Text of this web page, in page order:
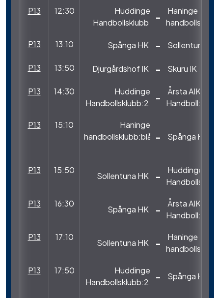
P13 12:30
Huddinge
Handbollsklubb
-
Haninge
P13 13:10 Spånga HK - Sollentuna HK
P13 13:50 Djurgårdshof IK - Skuru IK
P13 14:30
Huddinge
Handbollsklubb:2
-
Årsta AIK
Handboll:2
P13 15:10
Haninge
handbollsklubb:blå - Spånga HK
P13 15:50
Sollentuna HK -
Huddinge
P13 16:30
Spånga HK -
Årsta AIK
Handboll:2
P13 17:10
Sollentuna HK -
Haninge
P13 17:50
Huddinge
Handbollsklubb:2
- Spånga HK